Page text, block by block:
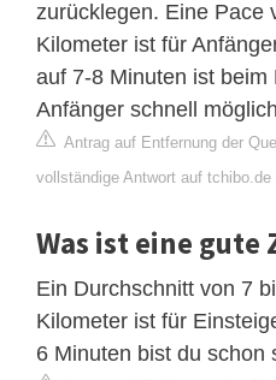
zurücklegen. Eine Pace
Kilometer ist für
auf 7-8 Minuten ist beim
Anfänger schnell
Antrag auf Entfernung der
vollständige Antwort auf tchibo.de
Was ist eine gute
Ein Durchschnitt von 7
Kilometer ist für
6 Minuten bist du schon